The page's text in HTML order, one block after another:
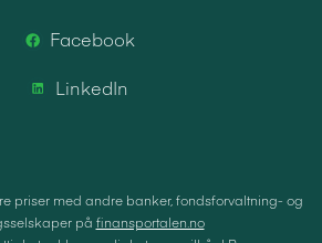
Facebook
LinkedIn
priser med andre banker, fondsforvaltning- og
på finansportalen.no